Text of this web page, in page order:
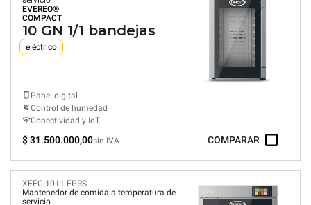
EVEREO®
COMPACT
10 GN 1/1 bandejas
eléctrico
Panel digital
Control de humedad
Conectividad y IoT
$ 31.500.000,00sin IVA COMPARAR
XEEC-1011-EPRS
Mantenedor de comida a temperatura de
servicio